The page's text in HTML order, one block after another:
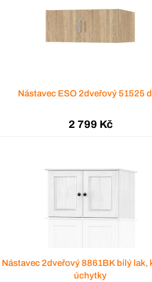
Nástavec ESO 2dveřový 51525
2 799 Kč
Nástavec 2dveřový 8861BK bílý lak,
úchytky